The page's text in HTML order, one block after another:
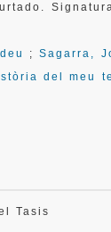
;Sagarra,
del meu
Tasis